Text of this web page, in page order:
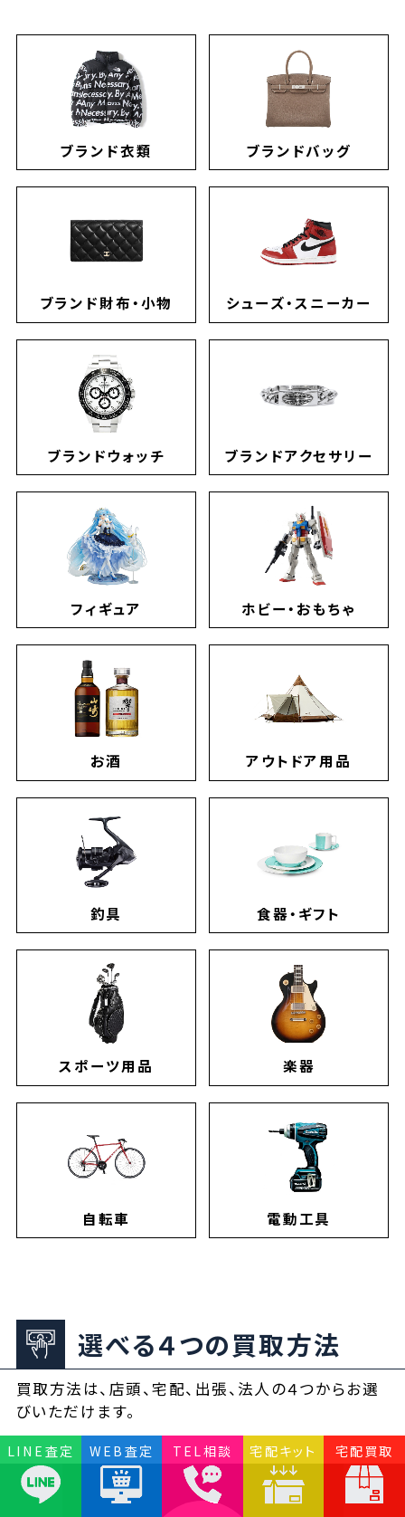
ブランド衣類 ブランドバッグ
ブランド財布・小物 シューズ・スニーカー
ブランドウォッチ ブランドアクセサリー
フィギュア ホビー・おもちゃ
お酒 アウトドア用品
釣具 食器・ギフト
スポーツ用品 楽器
自転車 電動工具
選べる４つの買取方法
買取方法は、店頭、宅配、出張、法人の４つからお選
びいただけます。
LINE査定 WEB査定 TEL相談 宅配キット 宅配買取